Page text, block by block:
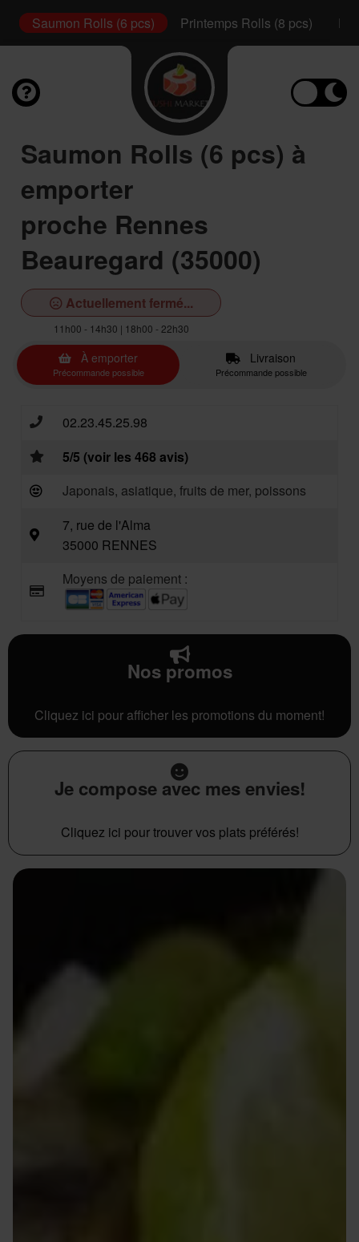
Saumon Rolls (6 pcs) Printemps Rolls (8 pcs)
Saumon Rolls (6 pcs) à
emporter
proche Rennes
Beauregard (35000)
Actuellement fermé...
11h00 - 14h30 | 18h00 - 22h30
À emporter
Précommande possible
Livraison
Précommande possible
02.23.45.25.98
5/5 (voir les 468 avis)
Japonais, asiatique, fruits de mer, poissons
7, rue de l'Alma
35000 RENNES
Moyens de paiement :
Nos promos
Cliquez ici pour afficher les promotions du moment!
Je compose avec mes envies!
Cliquez ici pour trouver vos plats préférés!